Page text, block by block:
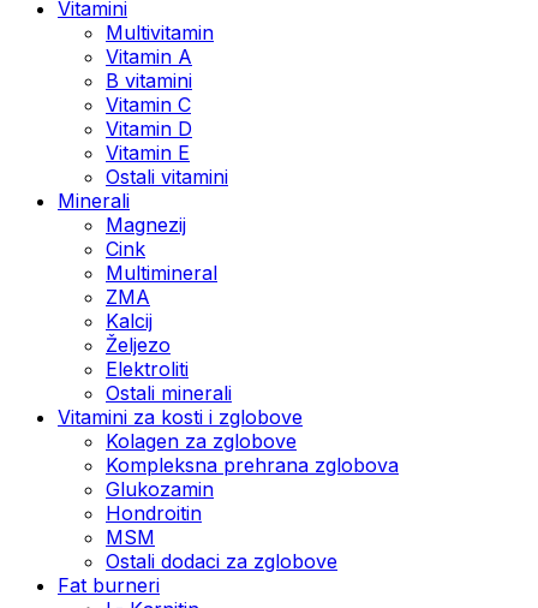
Vitamini
Multivitamin
Vitamin A
B vitamini
Vitamin C
Vitamin D
Vitamin E
Ostali vitamini
Minerali
Magnezij
Cink
Multimineral
ZMA
Kalcij
Željezo
Elektroliti
Ostali minerali
Vitamini za kosti i zglobove
Kolagen za zglobove
Kompleksna prehrana zglobova
Glukozamin
Hondroitin
MSM
Ostali dodaci za zglobove
Fat burneri